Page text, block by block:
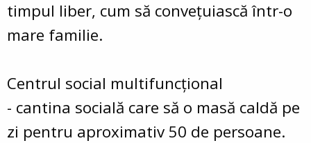
timpul liber, cum să conveţuiască într-o
mare familie.
Centrul social multifuncţional
- cantina socială care să o masă caldă pe
zi pentru aproximativ 50 de persoane.